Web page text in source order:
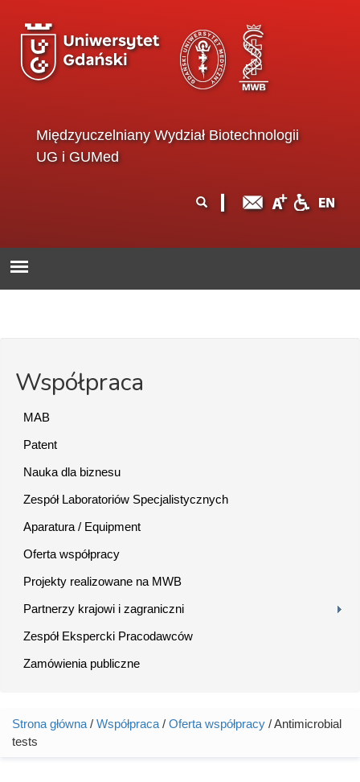
Międzyuczelniany Wydział Biotechnologii
UG i GUMed
wyszukiwania
Współpraca
MAB
Patent
Nauka dla biznesu
Zespół Laboratoriów Specjalistycznych
Aparatura / Equipment
Oferta współpracy
Projekty realizowane na MWB
Partnerzy krajowi i zagraniczni
Zespół Ekspercki Pracodawców
Zamówienia publiczne
Jesteś tutaj
Strona główna / Współpraca / Oferta współpracy / Antimicrobial
tests